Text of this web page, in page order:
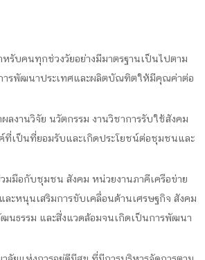
หรับคนทุุกช่วงวัยอย่างมีมาตรฐานเป็นไปตาม
ารพัฒนาประเทศและผลิตบัณฑิตให้มีคุุณค่าต่อ
ลงานวิจัย นวัตกรรม งานวิชาการรับใช้สังคม
ค์ที่่เป็นที่่ยอมรับและเกิดประโยชน์ต่อชุุมชนและ
มมือกับชุุมชน สังคม หน่วยงานภาคีเครือข่าย
ละหนุุนเสริมการขับเคลื่อนด้านเศรษฐกิจ สังคม
นธรรม และสิ่่งแวดล้อมจนเกิดเป็นการพัฒนา